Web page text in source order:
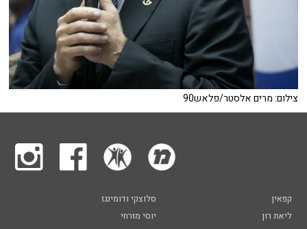
צילום: מרים אלסטר/פלאש90
קפאין
סלוצקי ודומינגז
ליאת רון
יוסי מזרחי